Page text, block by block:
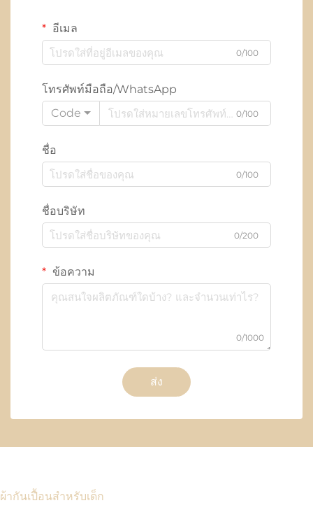
อีเมล
0/100
โทรศัพท์มือถือ/WhatsApp
Code
0/100
ชื่อ
0/100
ชื่อบริษัท
0/200
ข้อความ
0/1000
ส่ง
ผ้ากันเปื้อนสำหรับเด็ก